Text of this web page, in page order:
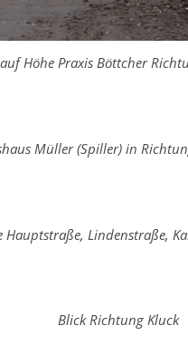
Höhe Praxis Böttcher
Müller (Spiller) in
Hauptstraße, Lindenstraße,
Blick Richtung Kluck